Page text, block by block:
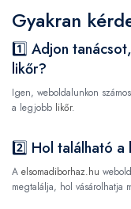
Gyakran
1️⃣ Adjon
likőr?
Igen, weboldalunkon
a legjobb likőr.
2️⃣ Hol található
A elsomadiborhaz.hu
megtalálja, hol vásárolhatja